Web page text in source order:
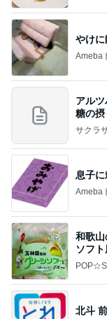
やけ
Ameba
アル
糖の
の恐
サクラ
息子
Ameba
和歌
ソフ
北斗